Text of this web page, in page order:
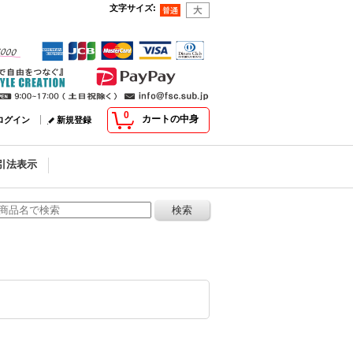
文字サイズ:
0 カートの中身
グイン 新規登録
法表示